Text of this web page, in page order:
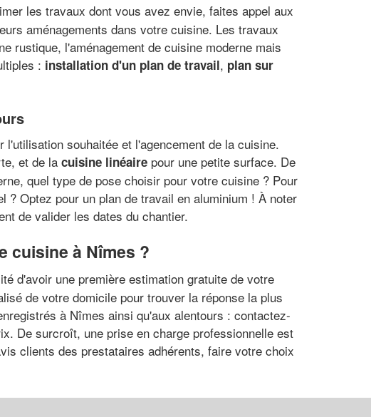
les travaux dont vous avez envie, faites appel aux
aménagements dans votre cuisine. Les travaux
rustique, l'aménagement de cuisine moderne mais
: installation d'un plan de travail, plan sur
souhaitée et l'agencement de la cuisine.
et de la cuisine linéaire pour une petite surface. De
quel type de pose choisir pour votre cuisine ? Pour
Optez pour un plan de travail en aluminium ! À noter
de valider les dates du chantier.
cuisine à Nîmes ?
d'avoir une première estimation gratuite de votre
de votre domicile pour trouver la réponse la plus
à Nîmes ainsi qu'aux alentours : contactez-
De surcroît, une prise en charge professionnelle est
clients des prestataires adhérents, faire votre choix